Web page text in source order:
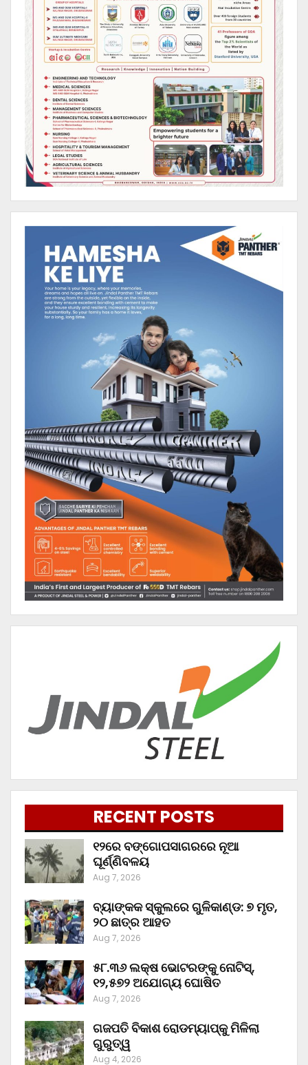
RECENT POSTS
୧୨ରେ ବଙ୍ଗୋପସାଗରରେ ନୂଆ
ଘୂର୍ଣ୍ଣିବଳୟ
Aug 7, 2026
ବ୍ୟାଙ୍କକ ସ୍କୁଲରେ ଗୁଳିକାଣ୍ଡ: ୭ ମୃତ,
୨୦ ଛାତ୍ର ଆହତ
Aug 7, 2026
୫୮.୩୬ ଲକ୍ଷ ଭୋଟରଙ୍କୁ ନୋଟିସ୍‌,
୧୨,୫୭୨ ଅଯୋଗ୍ୟ ଘୋଷିତ
Aug 7, 2026
ଗଜପତି ବିକାଶ ରୋଡମ୍ୟାପ୍‌କୁ ମିଳିଲା
ଗୁରୁତ୍ୱ
Aug 4, 2026